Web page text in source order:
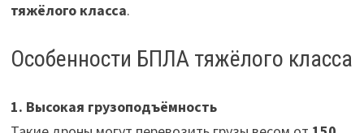
тяжёлого класса.
Особенности БПЛА тяжёлого класса
1. Высокая грузоподъёмность